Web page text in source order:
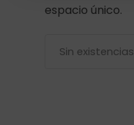
espacio único.
Sin existencias